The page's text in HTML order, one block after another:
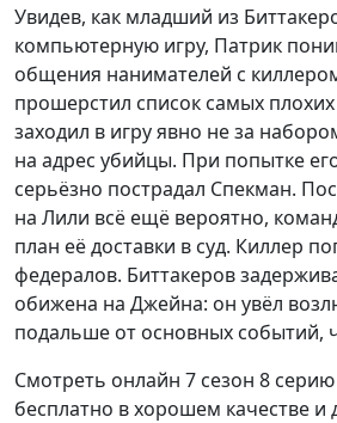
Увидев, как младший из
компьютерную игру, Патрик
общения нанимателей с
прошерстил список самых плохих
заходил в игру явно не за
на адрес убийцы. При попытке
серьёзно пострадал Спекман.
на Лили всё ещё вероятно,
план её доставки в суд. Киллер
федералов. Биттакеров
обижена на Джейна: он увёл
подальше от основных событий,
Смотреть онлайн 7 сезон 8
бесплатно в хорошем качестве и